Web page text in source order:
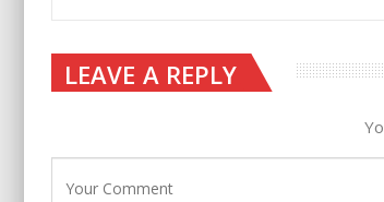
LEAVE A REPLY